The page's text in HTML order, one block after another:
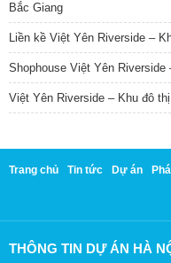
Bắc Giang
Liền kề Việt Yên Riverside –
Shophouse Việt Yên
Việt Yên Riverside – Khu đô
Trang chủ Tin tức Dự án
THÔNG TIN DỰ ÁN HÀ